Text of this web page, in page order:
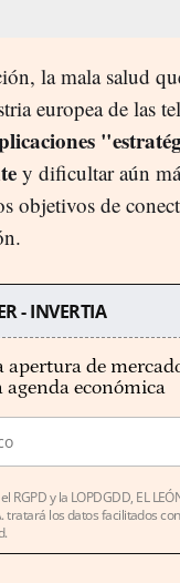
la mala salud
europea de las
y dificultar aún
objetivos de
- INVERTIA
apertura de
económica
RGPD y la LOPDGDD, EL
tratará los datos facilitados